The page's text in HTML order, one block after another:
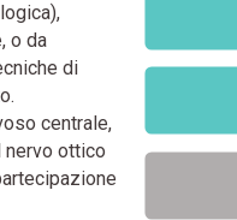
o da
di
centrale,
ottico